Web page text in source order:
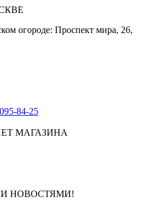
огороде: Проспект мира, 26,
84-25
МАГАЗИНА
НОВОСТЯМИ!